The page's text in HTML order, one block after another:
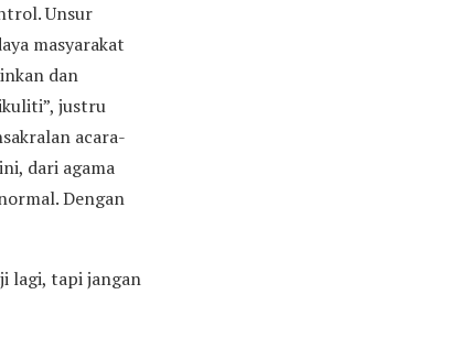
Unsur
masyarakat
dan
justru
acara-
dari agama
Dengan
lagi, tapi jangan